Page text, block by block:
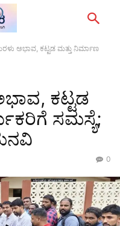
ಅಭಾವ, ಕಟ್ಟಡ ಮತ್ತು ನಿರ್ಮಾಣ
ಕಟ್ಟಡ
ಸಮಸ್ಯೆ;
0